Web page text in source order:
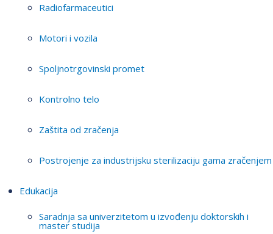
Radiofarmaceutici
Motori i vozila
Spoljnotrgovinski promet
Kontrolno telo
Zaštita od zračenja
Postrojenje za industrijsku sterilizaciju gama zračenjem
Edukacija
Saradnja sa univerzitetom u izvođenju doktorskih i
master studija